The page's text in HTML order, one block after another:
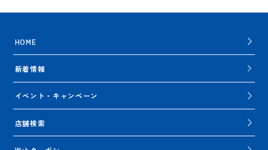
HOME
新着情報
イベント・キャンペーン
店舗検索